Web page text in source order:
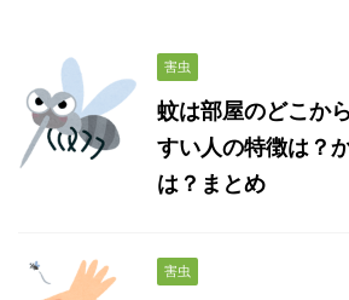
害虫
蚊は部屋のどこか
すい人の特徴は？
は？まとめ
害虫